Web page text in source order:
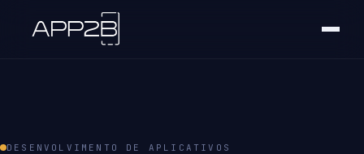
DESENVOLVIMENTO DE APLICATIVOS